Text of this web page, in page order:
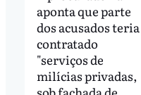
aponta que parte
dos acusados teria
contratado
"serviços de
milícias privadas,